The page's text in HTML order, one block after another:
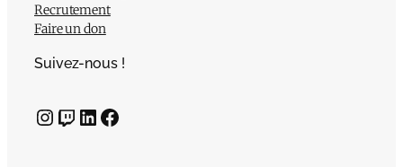
Recrutement
Faire un don
Suivez-nous !
InstagramTwitch LinkedIn Facebook